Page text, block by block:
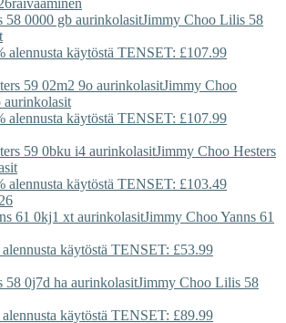
Jimmy Choo Lilis 58
alennusta käytöstä TENSET: £107.99
Jimmy Choo
aurinkolasit
alennusta käytöstä TENSET: £107.99
Jimmy Choo Hesters
alennusta käytöstä TENSET: £103.49
Jimmy ChooYanns 61
alennusta käytöstä TENSET: £53.99
Jimmy Choo Lilis 58
alennusta käytöstä TENSET: £89.99